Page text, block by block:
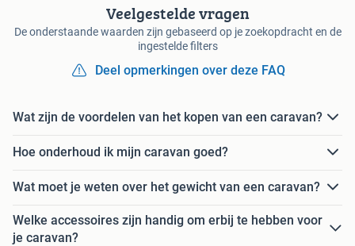
Veelgestelde vragen
De onderstaande waarden zijn gebaseerd op je zoekopdracht en de
ingestelde filters
Deel opmerkingen over deze FAQ
Wat zijn de voordelen van het kopen van een caravan?
Hoe onderhoud ik mijn caravan goed?
Wat moet je weten over het gewicht van een caravan?
Welke accessoires zijn handig om erbij te hebben voor
je caravan?